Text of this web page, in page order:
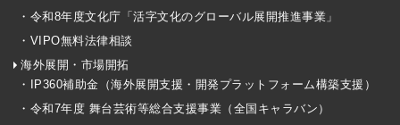
・令和8年度文化庁「活字文化のグローバル展開推進事業」
・VIPO無料法律相談
海外展開・市場開拓
・IP360補助金（海外展開支援・開発プラットフォーム構築支援）
・令和7年度 舞台芸術等総合支援事業（全国キャラバン）